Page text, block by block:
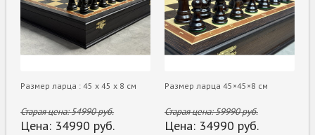
Размер ларца : 45 х 45 х 8 см
Старая цена:54990руб.
Цена: 34990 руб.
Размер ларца 45×45×8 см
Старая цена:59990руб.
Цена: 34990 руб.